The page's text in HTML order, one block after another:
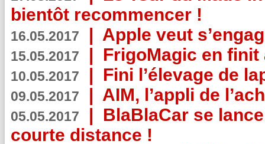
bientôt recommencer !
16.05.2017 | Apple veut
15.05.2017 | FrigoMagic en
10.05.2017 | Fini l’élevage de
09.05.2017 | AIM, l’appli de
05.05.2017 | BlaBlaCar se
courte distance !